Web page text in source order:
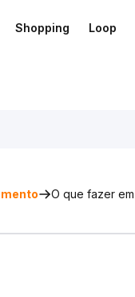
Shopping Loop
O que fazer